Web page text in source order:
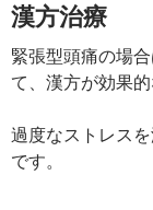
漢方治療
緊張型頭痛の場
て、漢方が効果的
過度なストレス
です。